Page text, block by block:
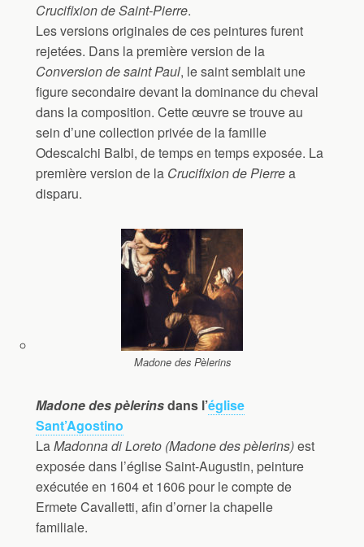
Crucifixion de Saint-Pierre.
Les versions originales de ces peintures furent
rejetées. Dans la première version de la
Conversion de saint Paul, le saint semblait une
figure secondaire devant la dominance du cheval
dans la composition. Cette œuvre se trouve au
sein d’une collection privée de la famille
Odescalchi Balbi, de temps en temps exposée. La
première version de la Crucifixion de Pierrea
disparu.
Madone des Pèlerins
Madone des pèlerinsdans l’église
Sant’Agostino
LaMadonna di Loreto (Madone des pèlerins)est
exposée dans l’église Saint-Augustin, peinture
exécutée en 1604 et 1606 pour le compte de
Ermete Cavalletti, afin d’orner la chapelle
familiale.